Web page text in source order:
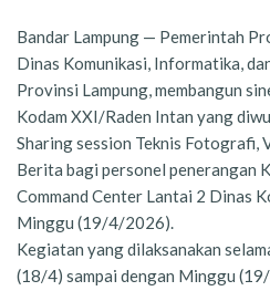
Bandar Lampung — Pemerintah
Dinas Komunikasi, Informatika,
Provinsi Lampung, membangun
Kodam XXI/Raden Intan yang
Sharing session Teknis Fotografi,
Berita bagi personel penerangan
Command Center Lantai 2 Dinas
Minggu (19/4/2026).
Kegiatan yang dilaksanakan
(18/4) sampai dengan Minggu